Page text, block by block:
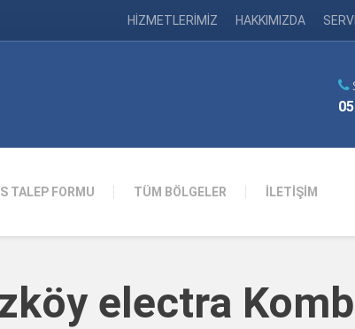
HİZMETLERİMİZ HAKKIMIZDA
TALEP FORMU TÜM BÖLGELER İLETİŞİM
electra